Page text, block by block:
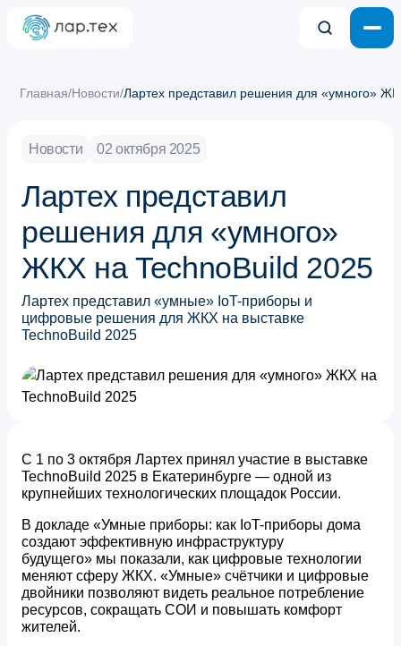
Главная/Новости/Лартех представил решения для «умного»
Новости 02 октября 2025
Лартех представил
решения для «умного»
ЖКХ на TechnoBuild 2025
Лартех представил «умные» IoT-приборы и
цифровые решения для ЖКХ на выставке
TechnoBuild 2025
С 1 по 3 октября Лартех принял участие в выставке
TechnoBuild 2025 в Екатеринбурге — одной из
крупнейших технологических площадок России.
В докладе «Умные приборы: как IoT-приборы дома
создают эффективную инфраструктуру
будущего» мы показали, как цифровые технологии
меняют сферу ЖКХ. «Умные» счётчики и цифровые
двойники позволяют видеть реальное потребление
ресурсов, сокращать СОИ и повышать комфорт
жителей.